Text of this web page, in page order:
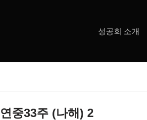
성공회 소개
연중33주 (나해) 2